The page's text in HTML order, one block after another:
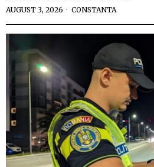
AUGUST 3, 2026 CONSTANTA